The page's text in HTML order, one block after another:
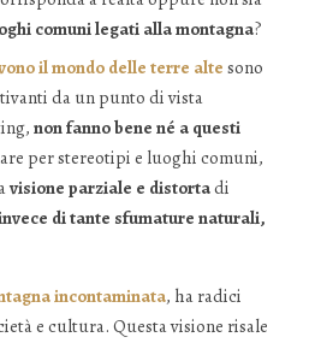
comuni legati alla montagna?
il mondo delle terre alte sono
da un punto di vista
non fanno bene né a questi
per stereotipi e luoghi comuni,
visione parziale e distortadi
di tante sfumature naturali,
incontaminata, ha radici
e cultura. Questa visione risale